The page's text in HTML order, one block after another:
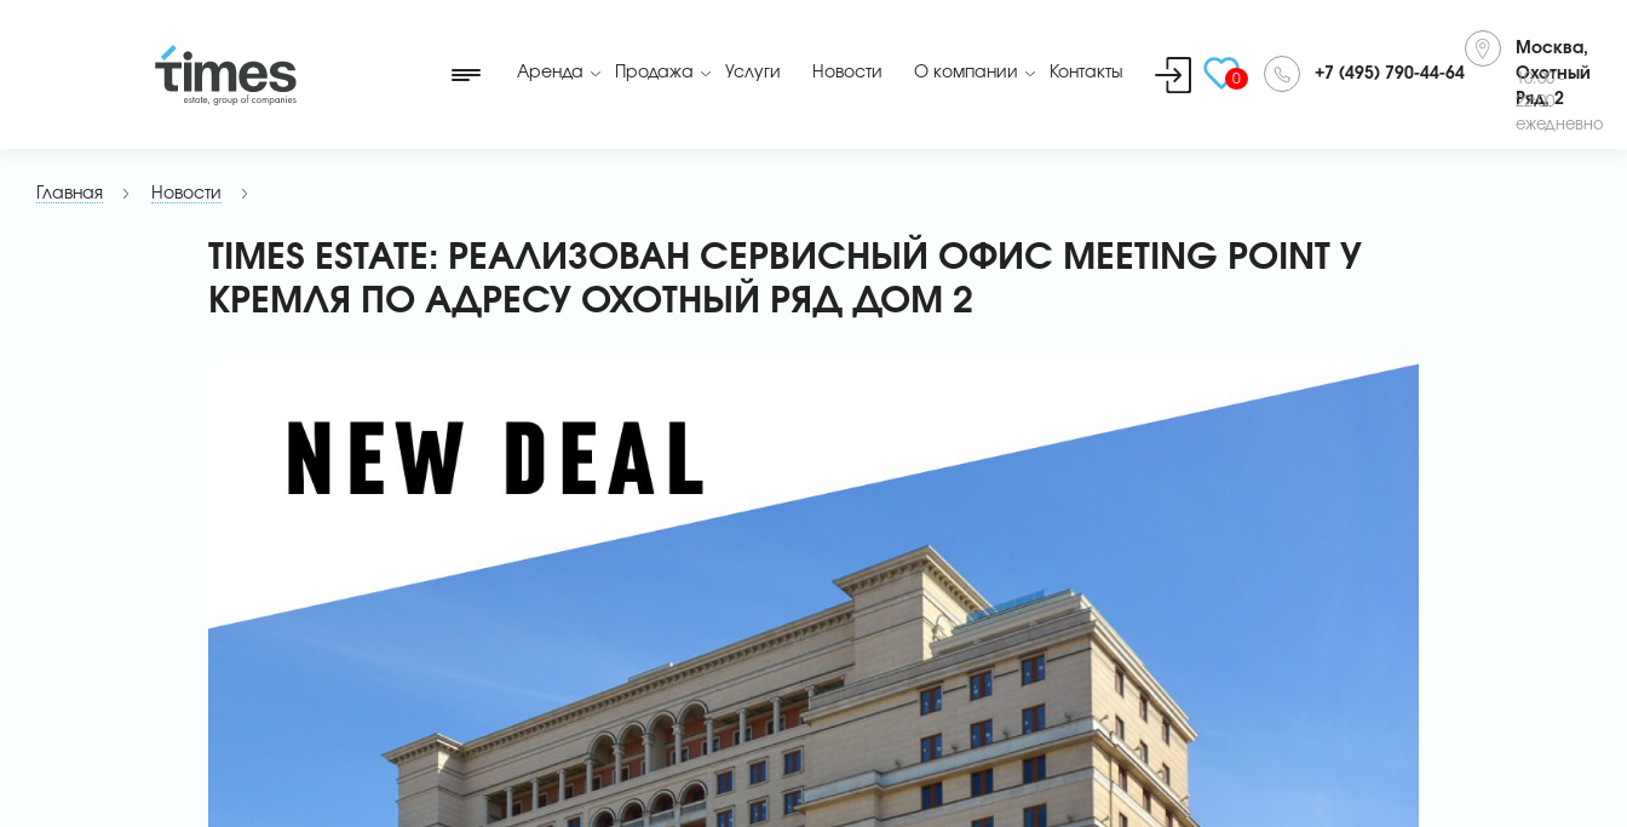
Аренда Продажа Услуги Новости О компании Контакты 0 +7 (495) 790-44-64
Москва,
Охотный
Ряд, 2
10:00 -
22:00
ежедневно
Главная Новости
TIMES ESTATE: РЕАЛИЗОВАН СЕРВИСНЫЙ ОФИС MEETING POINT У
КРЕМЛЯ ПО АДРЕСУ ОХОТНЫЙ РЯД ДОМ 2